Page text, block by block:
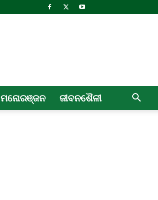
ମନୋରଞ୍ଜନ ଜୀବନଶୈଳୀ